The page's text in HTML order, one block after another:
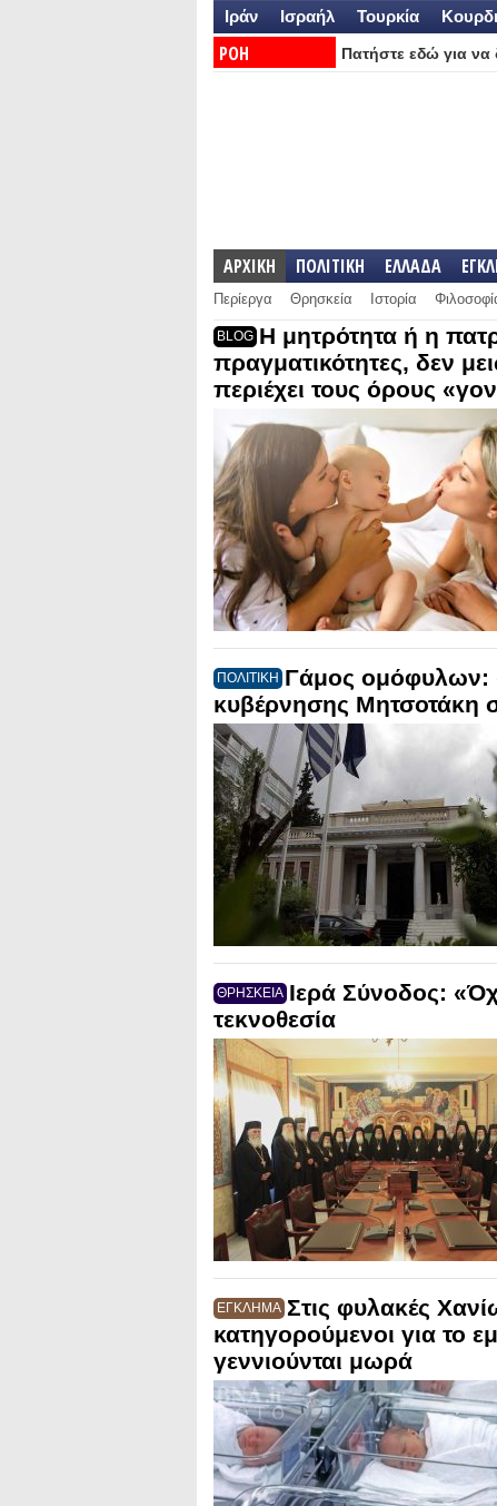
Ιράν Ισραήλ Τουρκία
ΡΟΗ
Πατήστε εδώ για να
ΑΡΧΙΚΗ ΠΟΛΙΤΙΚΗ ΕΛΛΑΔΑ
Περίεργα Θρησκεία Ιστορία
BLOG Η μητρότητα ή η
πραγματικότητες, δεν
περιέχει τους όρους
ΠΟΛΙΤΙΚΗ Γάμος ομόφυλων:
κυβέρνησης Μητσοτάκη
ΘΡΗΣΚΕΙΑ Ιερά Σύνοδος:
τεκνοθεσία
ΕΓΚΛΗΜΑ Στις φυλακές
κατηγορούμενοι για το
γεννιούνται μωρά